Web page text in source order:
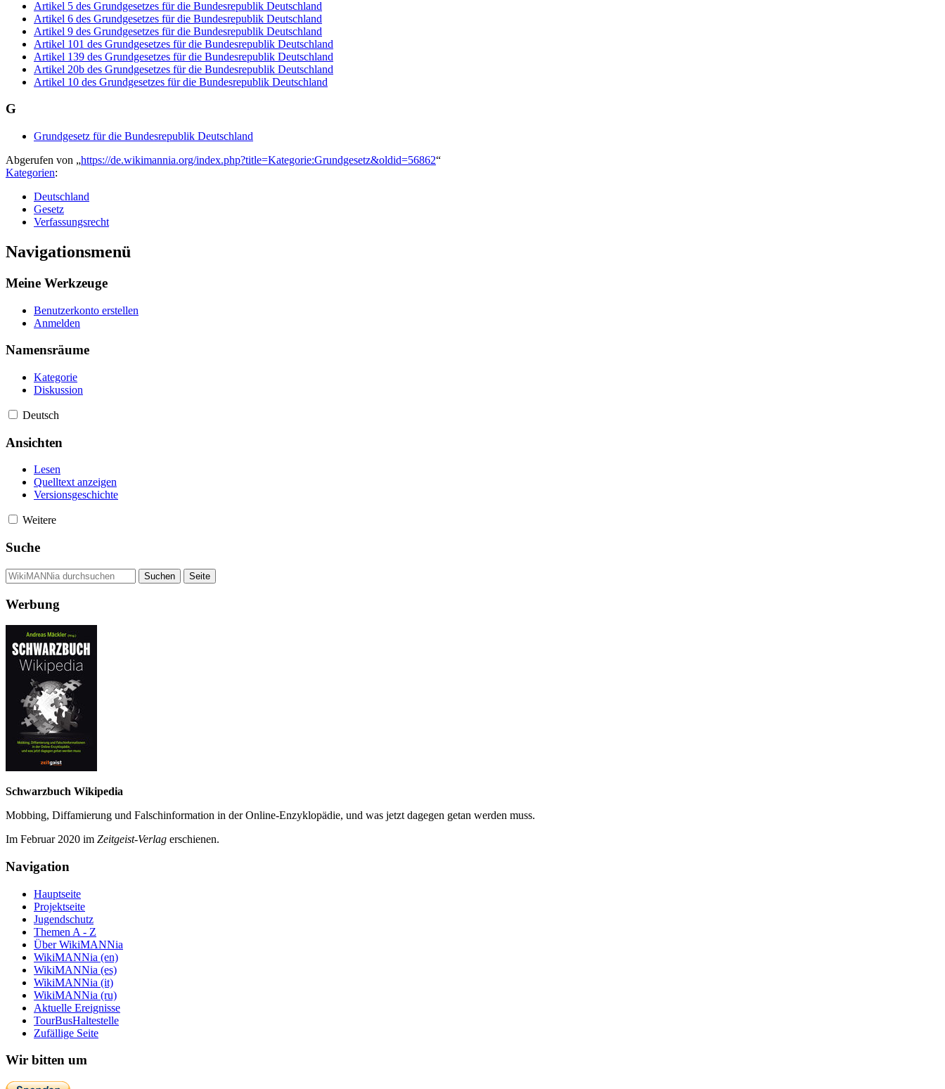
Artikel 5 des Grundgesetzes für die Bundesrepublik Deutschland
Artikel 6 des Grundgesetzes für die Bundesrepublik Deutschland
Artikel 9 des Grundgesetzes für die Bundesrepublik Deutschland
Artikel 101 des Grundgesetzes für die Bundesrepublik Deutschland
Artikel 139 des Grundgesetzes für die Bundesrepublik Deutschland
Artikel 20b des Grundgesetzes für die Bundesrepublik Deutschland
Artikel 10 des Grundgesetzes für die Bundesrepublik Deutschland
G
Grundgesetz für die Bundesrepublik Deutschland
Abgerufen von „https://de.wikimannia.org/index.php?title=Kategorie:Grundgesetz&oldid=56862“
Kategorien:
Deutschland
Gesetz
Verfassungsrecht
Navigationsmenü
Meine Werkzeuge
Benutzerkonto erstellen
Anmelden
Namensräume
Kategorie
Diskussion
Deutsch
Ansichten
Lesen
Quelltext anzeigen
Versionsgeschichte
Weitere
Suche
Werbung
Schwarzbuch Wikipedia
Mobbing, Diffamierung und Falsch­information in der Online-Enzyklo­pädie, und was jetzt da­gegen getan werden muss.
Im Februar 2020 im Zeit­geist-Verlag erschienen.
Navigation
Hauptseite
Projektseite
Jugendschutz
Themen A - Z
Über WikiMANNia
WikiMANNia (en)
WikiMANNia (es)
WikiMANNia (it)
WikiMANNia (ru)
Aktuelle Ereignisse
TourBusHaltestelle
Zufällige Seite
Wir bitten um